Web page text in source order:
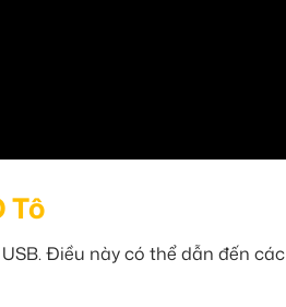
Tô
Điều này có thể dẫn đến các